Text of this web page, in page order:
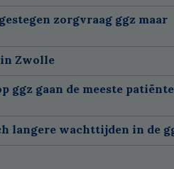
zorgvraag ggz maar
Zwolle
ggz gaan de meeste
langere wachttijden in de